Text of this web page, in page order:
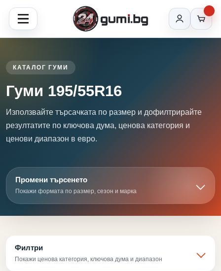
КАТАЛОГ ГУМИ
Гуми 195/55R16
Използвайте търсачката по размер и дофилтрирайте
резултатите по ключова дума, ценова категория и
ценови диапазон в евро.
Промени търсенето
Покажи формата по размер, сезон и марка
Филтри
Покажи ценова категория, ключова дума и диапазон